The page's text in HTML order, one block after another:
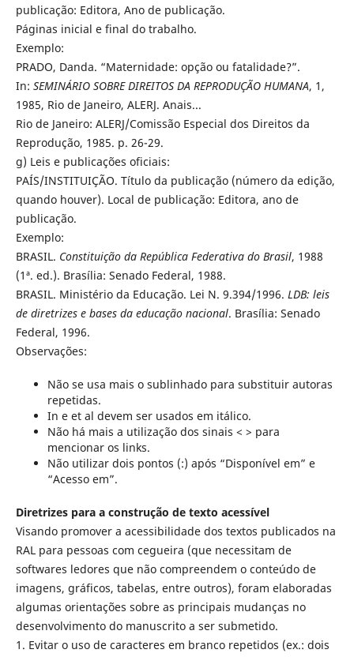
publicação: Editora, Ano de publicação.
Páginas inicial e final do trabalho.
Exemplo:
PRADO, Danda. “Maternidade: opção ou fatalidade?”.
In: SEMINÁRIO SOBRE DIREITOS DA REPRODUÇÃO HUMANA, 1,
1985, Rio de Janeiro, ALERJ. Anais...
Rio de Janeiro: ALERJ/Comissão Especial dos Direitos da
Reprodução, 1985. p. 26-29.
g) Leis e publicações oficiais:
PAÍS/INSTITUIÇÃO. Título da publicação (número da edição,
quando houver). Local de publicação: Editora, ano de
publicação.
Exemplo:
BRASIL. Constituição da República Federativa do Brasil, 1988
(1ª. ed.). Brasília: Senado Federal, 1988.
BRASIL. Ministério da Educação. Lei N. 9.394/1996. LDB: leis
de diretrizes e bases da educação nacional. Brasília: Senado
Federal, 1996.
Observações:
Não se usa mais o sublinhado para substituir autoras
repetidas.
In e et al devem ser usados em itálico.
Não há mais a utilização dos sinais < > para
mencionar os links.
Não utilizar dois pontos (:) após “Disponível em” e
“Acesso em”.
Diretrizes para a construção de texto acessível
Visando promover a acessibilidade dos textos publicados na
RAL para pessoas com cegueira (que necessitam de
softwares ledores que não compreendem o conteúdo de
imagens, gráficos, tabelas, entre outros), foram elaboradas
algumas orientações sobre as principais mudanças no
desenvolvimento do manuscrito a ser submetido.
1. Evitar o uso de caracteres em branco repetidos (ex.: dois